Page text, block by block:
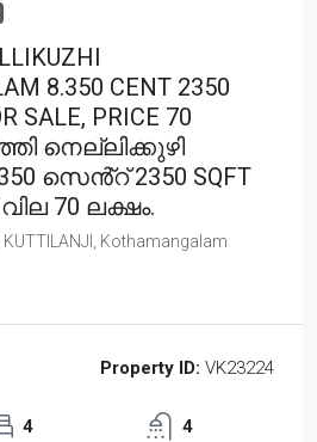
8.350 CENT 2350
SALE, PRICE 70
നെല്ലിക്കുഴി
സെൻ്റ് 2350 SQFT
70 ലക്ഷം.
KUTTILANJI, Kothamangalam
Property ID: VK23224
4
4